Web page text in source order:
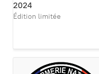
2024
Édition limitée